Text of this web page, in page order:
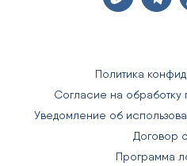
Политика
Согласие на обработку
Уведомление об
Договор
Программа